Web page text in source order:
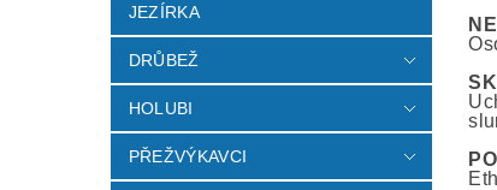
JEZÍRKA
DRŮBEŽ
HOLUBI
PŘEŽVÝKAVCI